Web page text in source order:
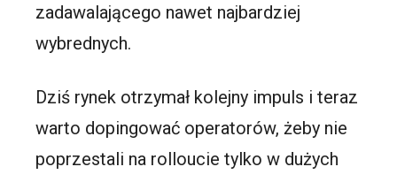
zadawalającego nawet najbardziej
wybrednych.
Dziś rynek otrzymał kolejny impuls i teraz
warto dopingować operatorów, żeby nie
poprzestali na rolloucie tylko w dużych